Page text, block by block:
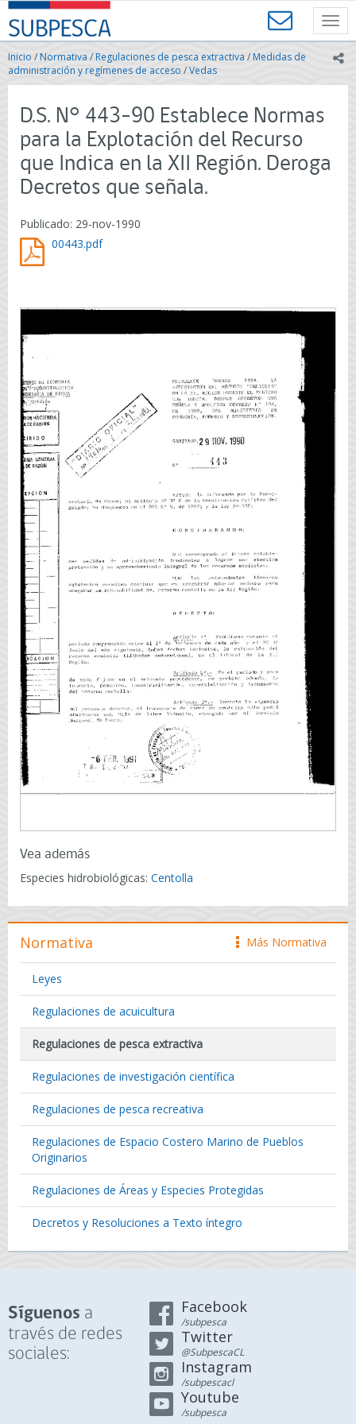
Contenido
principal
SUBPESCA
-
Subsecretaría
de
Pesca
Acuicultura
Gobierno
de
Chile
Inicio /Normativa / Regulaciones de pesca extractiva / Medidas de
administración y regímenes de acceso /Vedas
D.S. N° 443-90 Establece Normas
para la Explotación del Recurso
que Indica en la XII Región. Deroga
Decretos que señala.
Publicado: 29-nov-1990
00443.pdf
Vea además
Especies hidrobiológicas: Centolla
icono
Más Normativa
Normativa
Leyes
Regulaciones de acuicultura
Regulaciones de pesca extractiva
Regulaciones de investigación científica
Regulaciones de pesca recreativa
Regulaciones de Espacio Costero Marino de Pueblos
Originarios
Regulaciones de Áreas y Especies Protegidas
Decretos y Resoluciones a Texto íntegro
Síguenos a
través de redes
sociales:
Facebook
/subpesca
Twitter
@SubpescaCL
Instagram
/subpescacl
Youtube
/subpesca